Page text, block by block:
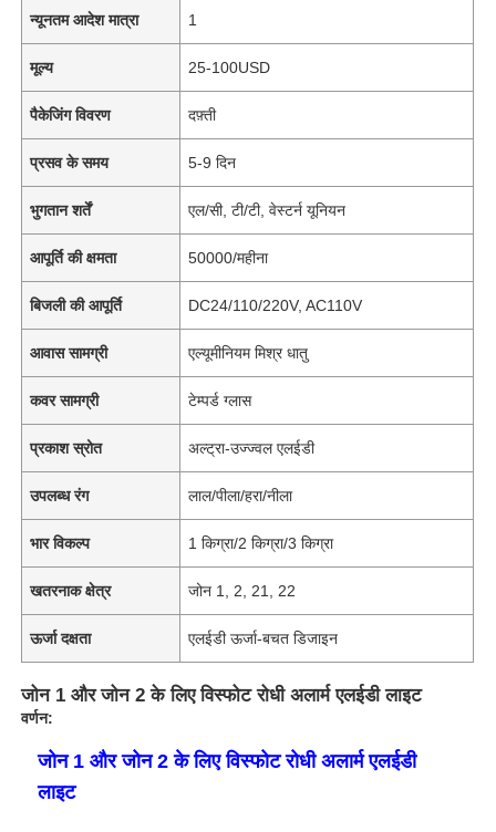
न्यूनतम आदेश मात्रा 1
मूल्य 25-100USD
पैकेजिंग विवरण दफ़्ती
प्रसव के समय 5-9 दिन
भुगतान शर्तें एल/सी, टी/टी, वेस्टर्न यूनियन
आपूर्ति की क्षमता 50000/महीना
बिजली की आपूर्ति DC24/110/220V, AC110V
आवास सामग्री एल्यूमीनियम मिश्र धातु
कवर सामग्री टेम्पर्ड ग्लास
प्रकाश स्रोत अल्ट्रा-उज्ज्वल एलईडी
उपलब्ध रंग लाल/पीला/हरा/नीला
भार विकल्प 1 किग्रा/2 किग्रा/3 किग्रा
खतरनाक क्षेत्र जोन 1, 2, 21, 22
ऊर्जा दक्षता एलईडी ऊर्जा-बचत डिजाइन
जोन 1 और जोन 2 के लिए विस्फोट रोधी अलार्म एलईडी लाइट
वर्णन:
जोन 1 और जोन 2 के लिए विस्फोट रोधी अलार्म एलईडी
लाइट